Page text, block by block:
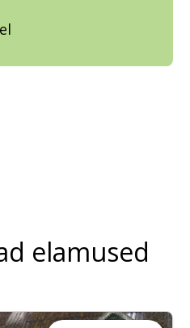
elamused